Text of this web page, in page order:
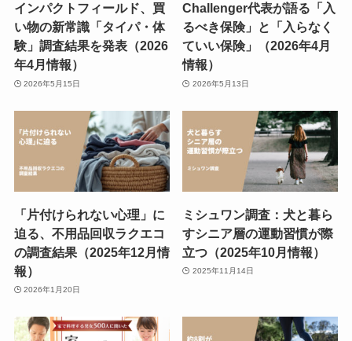
インパクトフィールド、買
い物の新常識「タイパ・体
験」調査結果を発表（2026
年4月情報）
2026年5月15日
Challenger代表が語る「入
るべき保険」と「入らなく
ていい保険」（2026年4月
情報）
2026年5月13日
「片付けられない心理」に
迫る、不用品回収ラクエコ
の調査結果（2025年12月情
報）
2026年1月20日
ミシュワン調査：犬と暮ら
すシニア層の運動習慣が際
立つ（2025年10月情報）
2025年11月14日